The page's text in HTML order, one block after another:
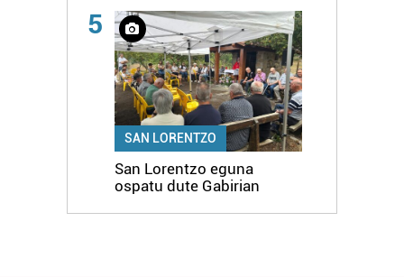
5
SAN LORENTZO
San Lorentzo eguna
ospatu dute Gabirian